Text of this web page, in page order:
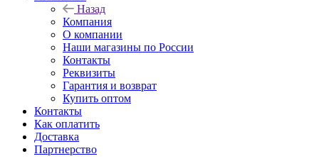
Назад
Компания
О компании
Наши магазины по России
Контакты
Реквизиты
Гарантия и возврат
Купить оптом
Контакты
Как оплатить
Доставка
Партнерство